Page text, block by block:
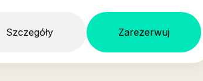
Szczegóły Zarezerwuj